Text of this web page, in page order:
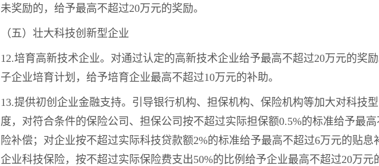
未奖励的，给予最高不超过20万元的奖励。
（五）壮大科技创新型企业
12.培育高新技术企业。对通过认定的高新技术企业给予最高不超过20万元的奖
子企业培育计划，给予培育企业最高不超过10万元的补助。
13.提供初创企业金融支持。引导银行机构、担保机构、保险机构等加大对科技
度，对符合条件的保险公司、担保公司按不超过实际担保额0.5%的标准给予最
险补偿；对企业按不超过实际科技贷款额2%的标准给予最高不超过6万元的贴息
企业科技保险，按不超过实际保险费支出50%的比例给予企业最高不超过20万元